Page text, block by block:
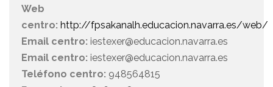
Web
centro: http://fpsakanalh.educacion.navarra.es/web/
Email centro: iestexer@educacion.navarra.es
Email centro: iestexer@educacion.navarra.es
Teléfono centro: 948564815